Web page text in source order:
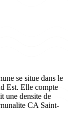
se situe dans le
Est. Elle compte
une densite de
CA Saint-